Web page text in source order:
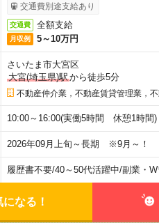
交通費別途支給あり
交通費 全額支給
月収例 5～10万円
さいたま市大宮区
大宮(埼玉県)駅から徒歩5分
不動産仲介業，不動産賃貸管理業，
10:00～16:00(実働5時間 休憩1時間
2026年09月上旬～長期 ※9月～！
履歴書不要/40～50代活躍中/副業・
になる！